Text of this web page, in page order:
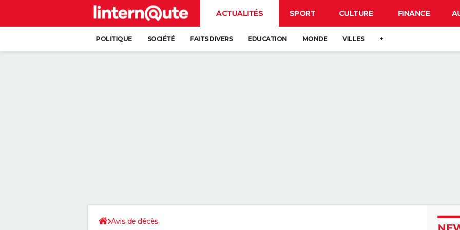
ACTUALITÉS SPORT CULTURE FINANCE
POLITIQUE SOCIÉTÉ FAITS DIVERS EDUCATION MONDE VILLES +
Avis de décès